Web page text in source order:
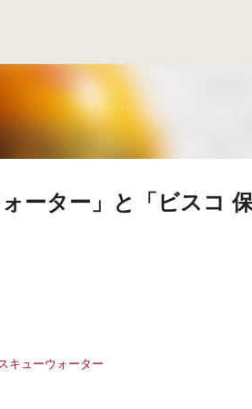
ーター」と「ビスコ